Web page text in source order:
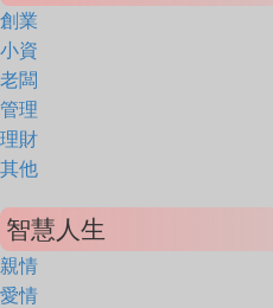
創業
小資
老闆
管理
理財
其他
智慧人生
親情
愛情